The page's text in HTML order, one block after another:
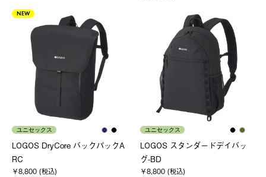
NEW
ユニセックス
LOGOS DryCore バックパックA
RC
￥8,800 (税込)
ユニセックス
LOGOS スタンダードデイバッ
グ-BD
￥8,800 (税込)